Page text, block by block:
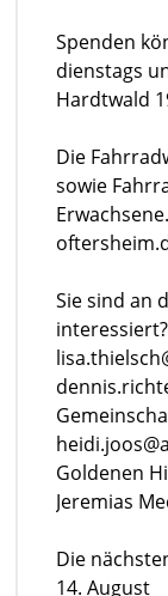
Spenden
dienstags
Hardtwald
Die
sowie
Sie sind an
Goldenen
Jeremias
Die
14. August